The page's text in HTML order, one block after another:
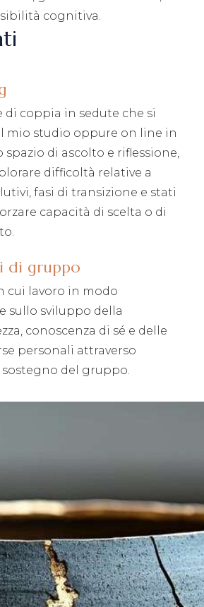
cognitiva.
di coppia in sedute che si
mio studio oppure on line in
spazio di ascolto e riflessione,
difficoltà relative a
fasi di transizione e stati
capacità di scelta o di
di gruppo
cui lavoro in modo
sullo sviluppo della
conoscenza di sé e delle
personali attraverso
sostegno del gruppo.